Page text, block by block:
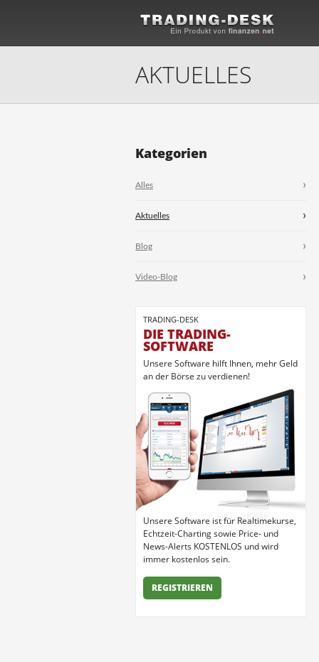
AKTUELLES
Kategorien
Alles
Aktuelles
Blog
Video-Blog
TRADING-DESK
DIE TRADING-
SOFTWARE
Unsere Software hilft Ihnen, mehr Geld
an der Börse zu verdienen!
Unsere Software ist für Realtimekurse,
Echtzeit-Charting sowie Price- und
News-Alerts KOSTENLOS und wird
immer kostenlos sein.
REGISTRIEREN